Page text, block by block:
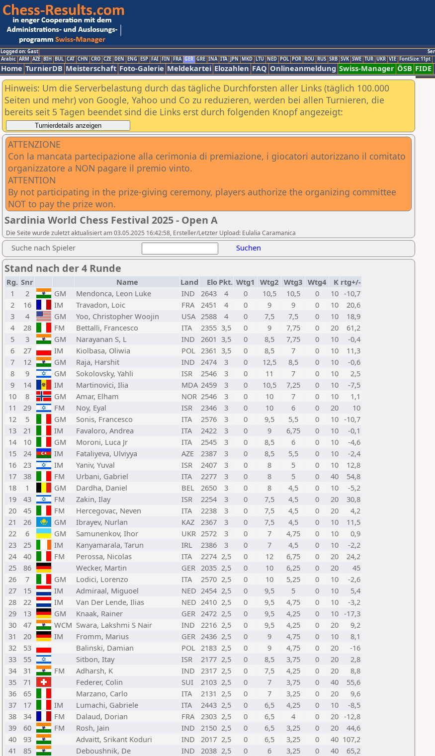
Logged on: Gast
Arabic ARM AZE BIH BUL CAT CHN CRO CZE DEN ENG ESP FAI FIN FRA GER GRE INA ITA JPN MKD LTU NED POL POR ROU RUS SRB SVK SWE TUR UKR VIE FontSize:11pt
Home TurnierDB Meisterschaft Foto-Galerie Meldekartei Elozahlen FAQ Onlineanmeldung Swiss-Manager ÖSB FIDE
Hinweis: Um die Serverbelastung durch das tägliche Durchforsten aller Links (täglich 100.000
Seiten und mehr) von Google, Yahoo und Co zu reduzieren, werden bei allen Turnieren, die
bereits seit 5 Tagen beendet sind die Links erst durch folgenden Knopf angezeigt:
ATTENZIONE
Con la mancata partecipazione alla cerimonia di premiazione, i giocatori autorizzano il comitato
organizzatore a NON pagare il premio vinto.
ATTENTION
By not participating in the prize-giving ceremony, players authorize the organizing committee
NOT to pay the prize won.
Sardinia World Chess Festival 2025 - Open A
Die Seite wurde zuletzt aktualisiert am 03.05.2025 16:42:58, Ersteller/Letzter Upload: Eulalia Caramanica
Suche nach Spieler Suchen
Stand nach der 4 Runde
Rg. Snr Name Land Elo Pkt. Wtg1 Wtg2 Wtg3 Wtg4 K rtg+/-
1
2 GM Mendonca, Leon Luke IND 2643 4 0 10,5 10,5 0 10 -10,7
2
16 IM Travadon, Loic FRA 2451 4 0 9 9 0 10
20,6
3
4 GM Yoo, Christopher Woojin USA 2588 4 0 7,5 7,5 0 10
18,9
4
28 FM Bettalli, Francesco ITA 2355 3,5 0 9 7,75 0 20
61,2
5
3 GM Narayanan S, L IND 2601 3,5 0 8,5 7,75 0 10
-0,4
6
27 IM Kiolbasa, Oliwia POL 2361 3,5 0 8,5 7 0 10
11,3
7
12 GM Raja, Harshit IND 2474 3 0 12,5 8,5 0 10
-0,6
8
9 GM Sokolovsky, Yahli ISR 2546 3 0 11 7 0 10
2,5
9
14 IM Martinovici, Ilia MDA 2459 3 0 10,5 7,25 0 10
-7,5
10
8 GM Amar, Elham NOR 2546 3 0 10 7 0 10
1,1
11
29 FM Noy, Eyal ISR 2346 3 0 10 6 0 20
10
12
5 GM Sonis, Francesco ITA 2576 3 0 9,5 5,5 0 10 -10,7
13
21 IM Favaloro, Andrea ITA 2422 3 0 9 6,75 0 10
-0,1
14
10 GM Moroni, Luca Jr ITA 2545 3 0 8,5 6 0 10
-4,6
15
24 IM Fataliyeva, Ulviyya AZE 2387 3 0 8,5 5,5 0 10
-2,4
16
23 IM Yaniv, Yuval ISR 2407 3 0 8 5 0 10
12,8
17
38 FM Urbani, Gabriel ITA 2277 3 0 8 5 0 40
54,8
18
1 GM Dardha, Daniel BEL 2650 3 0 8 4,5 0 10
-5,2
19
43 FM Zakin, Ilay ISR 2254 3 0 7,5 4,5 0 20
30,8
20
45 FM Hercegovac, Neven ITA 2238 3 0 7,5 4,5 0 20
4,2
21
26 GM Ibrayev, Nurlan KAZ 2367 3 0 7,5 4,5 0 10
11,5
22
6 GM Samunenkov, Ihor UKR 2572 3 0 7 4,75 0 10
0,9
23
25 IM Kanyamarala, Tarun IRL 2386 3 0 7 4,5 0 10
-2,2
24
40 FM Perossa, Nicolas ITA 2274 2,5 0 12 6,75 0 20
24,2
25
86 Wecker, Martin GER 2035 2,5 0 10 6,25 0 20
45
26
7 GM Lodici, Lorenzo ITA 2570 2,5 0 10 5,25 0 10
-2,6
27
15 IM Admiraal, Miguoel NED 2454 2,5 0 9,5 5 0 10
5,4
28
22 IM Van Der Lende, Ilias NED 2410 2,5 0 9,5 4,75 0 10
-3,2
29
13 GM Knaak, Rainer GER 2472 2,5 0 9,5 4,25 0 10 -17,3
30
47 WCM Swara, Lakshmi S Nair IND 2216 2,5 0 9,5 4,25 0 20
9,2
31
20 IM Fromm, Marius GER 2436 2,5 0 9 4,75 0 10
8,1
32
53 Balinski, Damian POL 2183 2,5 0 9 4,75 0 20
-16
33
55 Sitbon, Itay ISR 2177 2,5 0 8,5 3,75 0 20
2,8
34
31 FM Adharsh, K IND 2317 2,5 0 7,5 4,25 0 20
8,8
35
71 Federer, Colin SUI 2103 2,5 0 7 3,75 0 40
55,6
36
65 Marzano, Carlo ITA 2131 2,5 0 7 3,25 0 20
9,6
37
17 IM Lumachi, Gabriele ITA 2443 2,5 0 6,5 4,25 0 10
-8,5
38
34 FM Dalaud, Dorian FRA 2303 2,5 0 6,5 4 0 20 -12,8
39
60 FM Rosh, Jain IND 2150 2,5 0 6,5 3,25 0 20
44,6
40
93 Advaitt, Srikant Koduri IND 2017 2,5 0 6,5 3,25 0 40 107,2
41
85 Deboushnik, De IND 2038 2,5 0 6 3,25 0 40
65,2